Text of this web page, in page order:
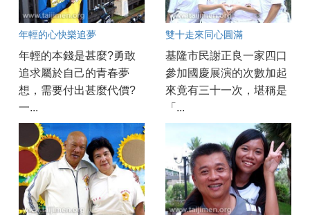
年輕的心快樂追夢
年輕的本錢是甚麼?勇敢
追求屬於自己的青春夢
想，需要付出甚麼代價?
一...
雙十走來同心圓滿
基隆市民謝正良一家四口
參加國慶展演的次數加起
來竟有三十一次，堪稱是
「...